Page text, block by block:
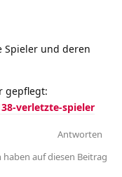
Spieler und deren
gepflegt:
verletzte-spieler
Antworten
haben auf diesen Beitrag